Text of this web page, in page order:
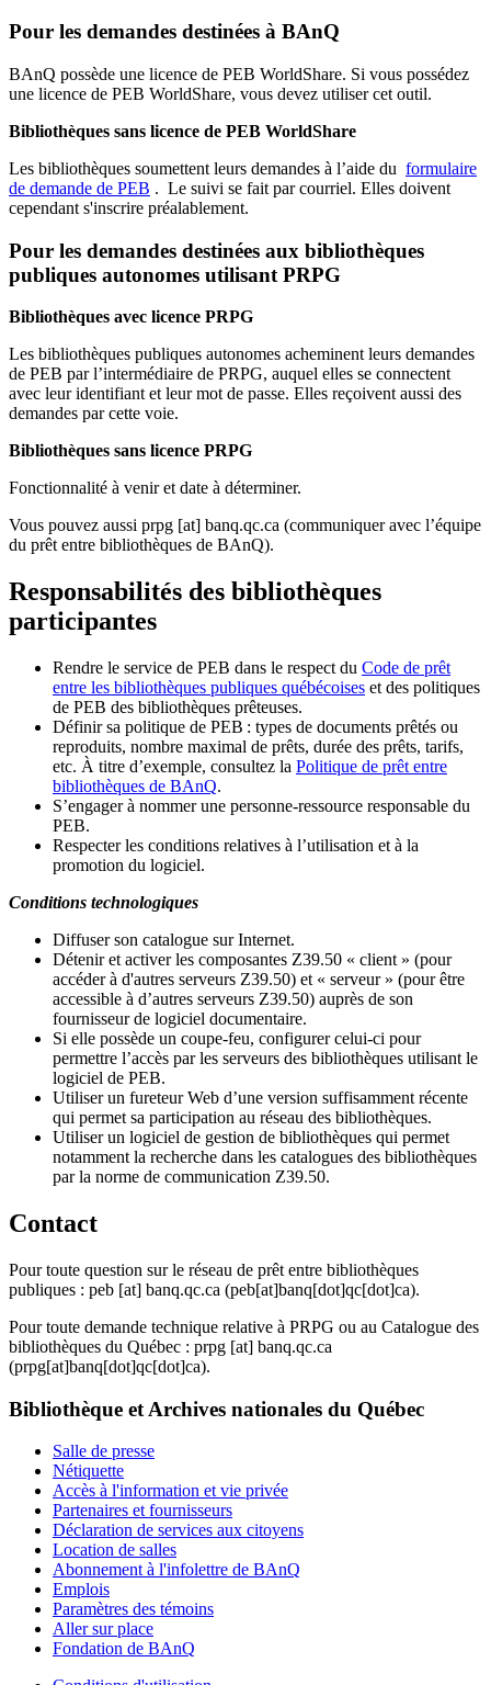
Pour les demandes destinées à BAnQ
BAnQ possède une licence de PEB WorldShare. Si vous possédez
une licence de PEB WorldShare, vous devez utiliser cet outil.
Bibliothèques sans licence de PEB WorldShare
Les bibliothèques soumettent leurs demandes à l’aide du formulaire
de demande de PEB . Le suivi se fait par courriel. Elles doivent
cependant s'inscrire préalablement.
Pour les demandes destinées aux bibliothèques
publiques autonomes utilisant PRPG
Bibliothèques avec licence PRPG
Les bibliothèques publiques autonomes acheminent leurs demandes
de PEB par l’intermédiaire de PRPG, auquel elles se connectent
avec leur identifiant et leur mot de passe. Elles reçoivent aussi des
demandes par cette voie.
Bibliothèques sans licence PRPG
Fonctionnalité à venir et date à déterminer.
Vous pouvez aussi prpg [at] banq.qc.ca (communiquer avec l’équipe
du prêt entre bibliothèques de BAnQ).
Responsabilités des bibliothèques
participantes
Rendre le service de PEB dans le respect du Code de prêt
entre les bibliothèques publiques québécoises et des politiques
de PEB des bibliothèques prêteuses.
Définir sa politique de PEB : types de documents prêtés ou
reproduits, nombre maximal de prêts, durée des prêts, tarifs,
etc. À titre d’exemple, consultez la Politique de prêt entre
bibliothèques de BAnQ.
S’engager à nommer une personne-ressource responsable du
PEB.
Respecter les conditions relatives à l’utilisation et à la
promotion du logiciel.
Conditions technologiques
Diffuser son catalogue sur Internet.
Détenir et activer les composantes Z39.50 « client » (pour
accéder à d'autres serveurs Z39.50) et « serveur » (pour être
accessible à d’autres serveurs Z39.50) auprès de son
fournisseur de logiciel documentaire.
Si elle possède un coupe-feu, configurer celui-ci pour
permettre l’accès par les serveurs des bibliothèques utilisant le
logiciel de PEB.
Utiliser un fureteur Web d’une version suffisamment récente
qui permet sa participation au réseau des bibliothèques.
Utiliser un logiciel de gestion de bibliothèques qui permet
notamment la recherche dans les catalogues des bibliothèques
par la norme de communication Z39.50.
Contact
Pour toute question sur le réseau de prêt entre bibliothèques
publiques : peb [at] banq.qc.ca (peb[at]banq[dot]qc[dot]ca).
Pour toute demande technique relative à PRPG ou au Catalogue des
bibliothèques du Québec : prpg [at] banq.qc.ca
(prpg[at]banq[dot]qc[dot]ca).
Bibliothèque et Archives nationales du Québec
Salle de presse
Nétiquette
Accès à l'information et vie privée
Partenaires et fournisseurs
Déclaration de services aux citoyens
Location de salles
Abonnement à l'infolettre de BAnQ
Emplois
Paramètres des témoins
Aller sur place
Fondation de BAnQ